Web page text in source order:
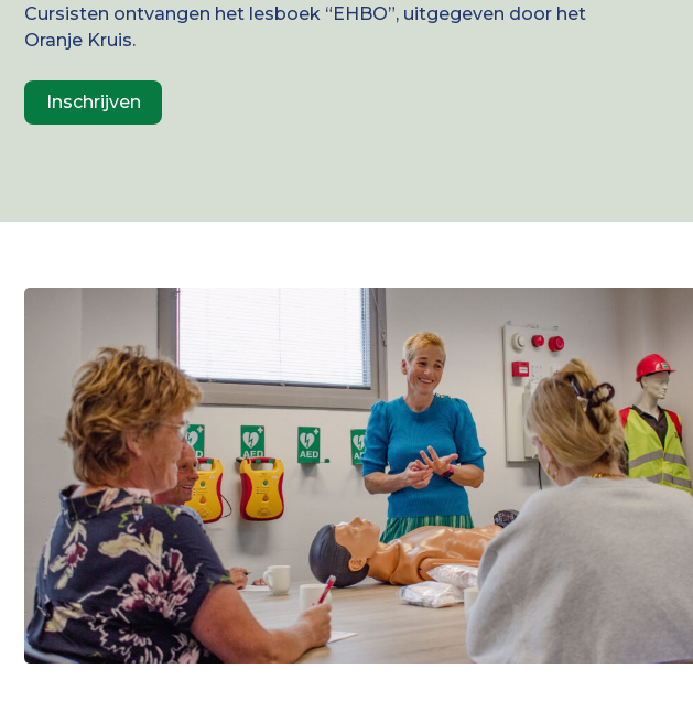
Cursisten ontvangen het lesboek “EHBO”, uitgegeven door het
Oranje Kruis.
Inschrijven